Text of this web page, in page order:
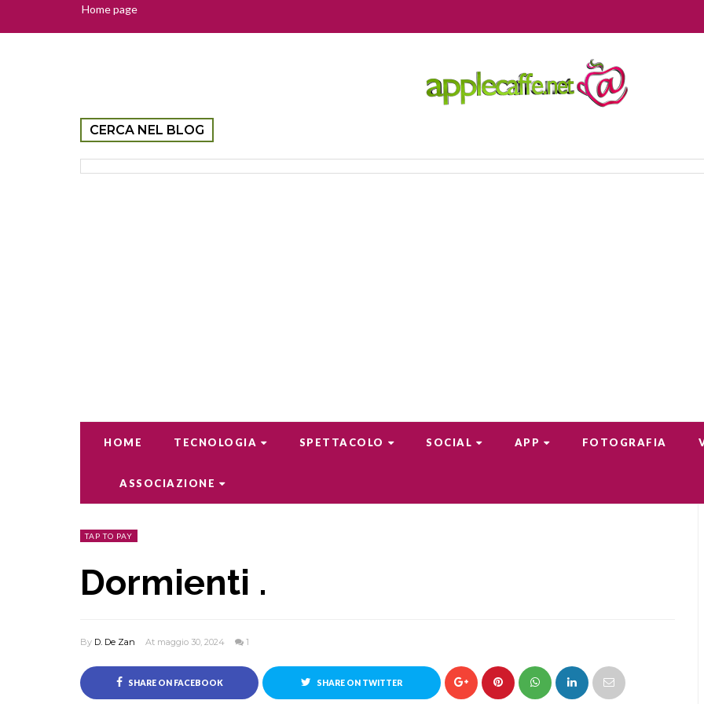
Home page
CERCA NEL BLOG
HOME TECNOLOGIA SPETTACOLO SOCIAL APP FOTOGRAFIA
ASSOCIAZIONE
TAP TO PAY
Dormienti .
By D. De Zan At maggio 30, 2024 1
SHARE ON FACEBOOK SHARE ON TWITTER